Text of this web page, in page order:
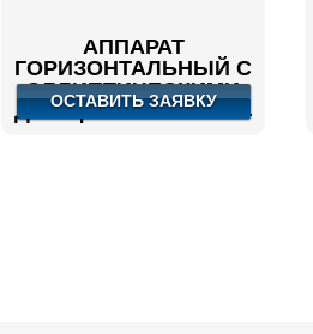
АППАРАТ
ГОРИЗОНТАЛЬНЫЙ С
ЭЛЛИПТИЧЕСКИМИ
ДНИЩАМИ - ОБЪЕМ 4
ОСТАВИТЬ ЗАЯВКУ